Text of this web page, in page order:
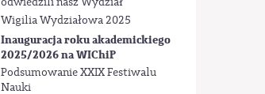
Wigilia Wydziałowa 2025
Inauguracja roku akademickiego
2025/2026 na WIChiP
Podsumowanie XXIX Festiwalu
Nauki